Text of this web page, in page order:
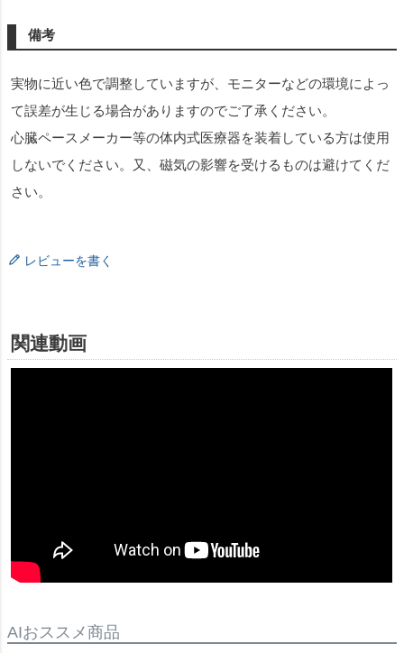
備考
実物に近い色で調整していますが、モニターなどの環境によっ
て誤差が生じる場合がありますのでご了承ください。
心臓ペースメーカー等の体内式医療器を装着している方は使用
しないでください。又、磁気の影響を受けるものは避けてくだ
さい。
レビューを書く
関連動画
AIおススメ商品